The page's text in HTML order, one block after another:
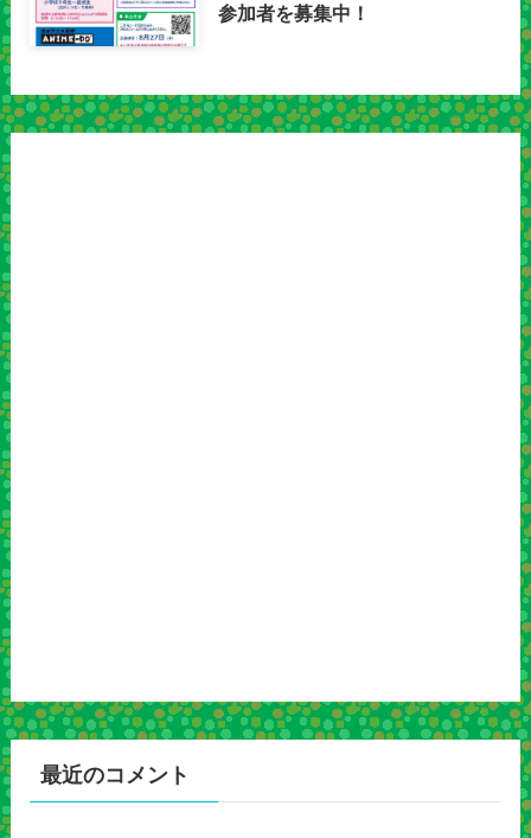
参加者を募集中！
最近のコメント